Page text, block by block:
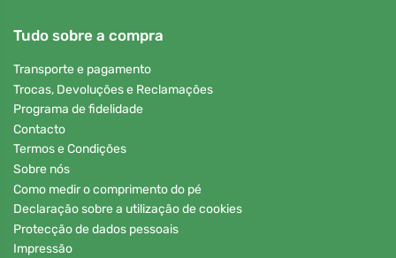
Tudo sobre a compra
Transporte e pagamento
Trocas, Devoluções e Reclamações
Programa de fidelidade
Contacto
Termos e Condições
Sobre nós
Como medir o comprimento do pé
Declaração sobre a utilização de cookies
Protecção de dados pessoais
Impressão